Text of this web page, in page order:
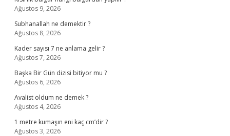
Ağustos 9, 2026
Subhanallah ne demektir ?
Ağustos 8, 2026
Kader sayısı 7 ne anlama gelir ?
Ağustos 7, 2026
Başka Bir Gün dizisi bitiyor mu ?
Ağustos 6, 2026
Avalist oldum ne demek ?
Ağustos 4, 2026
1 metre kumaşın eni kaç cm’dir ?
Ağustos 3, 2026